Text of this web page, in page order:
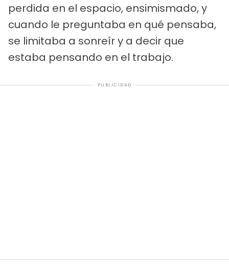
perdida en el espacio, ensimismado, y
cuando le preguntaba en qué pensaba,
se limitaba a sonreír y a decir que
estaba pensando en el trabajo.
PUBLICIDAD